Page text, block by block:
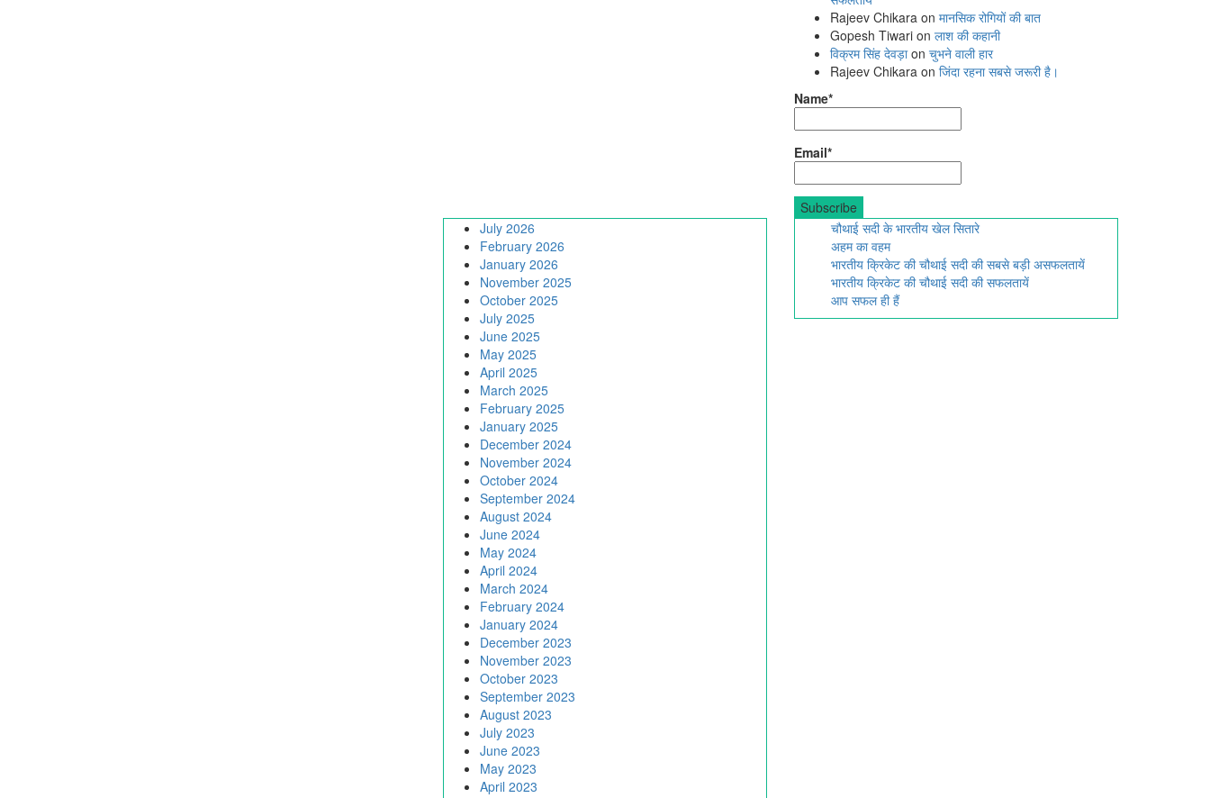
Rajeev Chikara on मानसिक रोगियों की बात
Gopesh Tiwari on लाश की कहानी
विक्रम सिंह देवड़ाon चुभने वाली हार
Rajeev Chikara on जिंदा रहना सबसे जरूरी है।
Name*
Email*
July 2026
February 2026
January 2026
November 2025
October 2025
July 2025
June 2025
May 2025
April 2025
March 2025
February 2025
January 2025
December 2024
November 2024
October 2024
September 2024
August 2024
June 2024
May 2024
April 2024
March 2024
February 2024
January 2024
December 2023
November 2023
October 2023
September 2023
August 2023
July 2023
June 2023
May 2023
April 2023
चौथाई सदी के भारतीय खेल सितारे
अहम का वहम
भारतीय क्रिकेट की चौथाई सदी की सबसे बड़ी असफलतायें
भारतीय क्रिकेट की चौथाई सदी की सफलतायें
आप सफल ही हैं